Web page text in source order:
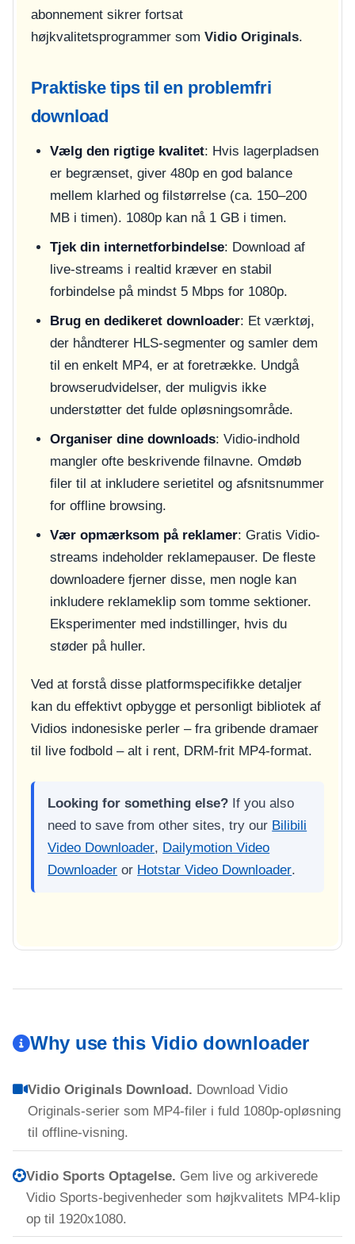
abonnement sikrer fortsat
højkvalitetsprogrammer som Vidio Originals.
Praktiske tips til en problemfri
download
Vælg den rigtige kvalitet: Hvis lagerpladsen
er begrænset, giver 480p en god balance
mellem klarhed og filstørrelse (ca. 150–200
MB i timen). 1080p kan nå 1 GB i timen.
Tjek din internetforbindelse: Download af
live-streams i realtid kræver en stabil
forbindelse på mindst 5 Mbps for 1080p.
Brug en dedikeret downloader: Et værktøj,
der håndterer HLS-segmenter og samler dem
til en enkelt MP4, er at foretrække. Undgå
browserudvidelser, der muligvis ikke
understøtter det fulde opløsningsområde.
Organiser dine downloads: Vidio-indhold
mangler ofte beskrivende filnavne. Omdøb
filer til at inkludere serietitel og afsnitsnummer
for offline browsing.
Vær opmærksom på reklamer: Gratis Vidio-
streams indeholder reklamepauser. De fleste
downloadere fjerner disse, men nogle kan
inkludere reklameklip som tomme sektioner.
Eksperimenter med indstillinger, hvis du
støder på huller.
Ved at forstå disse platformspecifikke detaljer
kan du effektivt opbygge et personligt bibliotek af
Vidios indonesiske perler – fra gribende dramaer
til live fodbold – alt i rent, DRM-frit MP4-format.
Looking for something else? If you also
need to save from other sites, try our Bilibili
Video Downloader, Dailymotion Video
Downloader or Hotstar Video Downloader.
Why use this Vidio downloader
Vidio Originals Download. Download Vidio
Originals-serier som MP4-filer i fuld 1080p-opløsning
til offline-visning.
Vidio Sports Optagelse. Gem live og arkiverede
Vidio Sports-begivenheder som højkvalitets MP4-klip
op til 1920x1080.